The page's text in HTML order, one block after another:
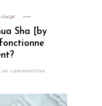
Sha [by
un commentaire